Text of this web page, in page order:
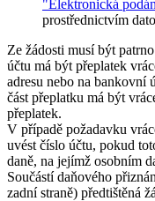
"Elektronická
prostřednictvím
Ze žádosti musí být
účtu má být přeplatek
adresu nebo na bankovní
část přeplatku má být
přeplatek.
V případě požadavku
uvést číslo účtu, pokud
daně, na jejímž osobním
Součástí daňového
zadní straně) předtištěná